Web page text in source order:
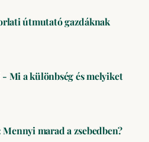
útmutató gazdáknak
Mi a különbség és melyiket
marad a zsebedben?